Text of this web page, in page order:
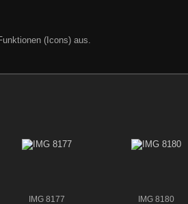
(Icons) aus.
IMG 8177 IMG 8180